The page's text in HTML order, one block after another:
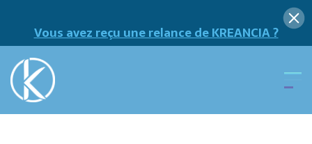
Vous avez reçu une relance de KREANCIA ?